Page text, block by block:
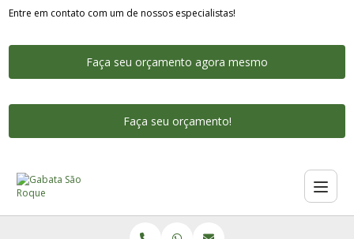
Entre em contato com um de nossos especialistas!
Faça seu orçamento agora mesmo
Faça seu orçamento!